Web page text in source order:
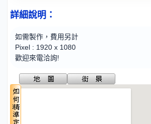
詳細說明：
如需製作，費用另計
Pixel : 1920 x 1080
歡迎來電洽詢!